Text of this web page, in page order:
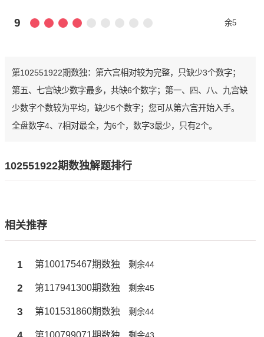
9 余5
第102551922期数独：第六宫相对较为完整，只缺少3个数字；
第五、七宫缺少数字最多，共缺6个数字；第一、四、八、九宫缺
少数字个数较为平均，缺少5个数字；您可从第六宫开始入手。
全盘数字4、7相对最全，为6个，数字3最少，只有2个。
102551922期数独解题排行
相关推荐
1 第100175467期数独 剩余44
2 第117941300期数独 剩余45
3 第101531860期数独 剩余44
第100799071期数独